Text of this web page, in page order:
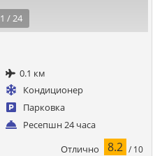
1 / 24
0.1 км
Кондиционер
Парковка
Ресепшн 24 часа
Отлично 8.2 / 10